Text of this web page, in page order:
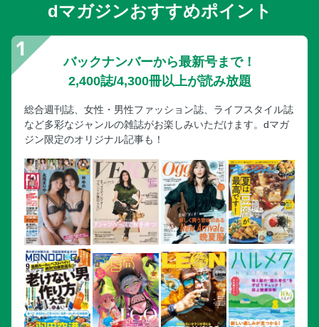
dマガジンおすすめポイント
バックナンバーから最新号まで！
2,400誌/4,300冊以上が読み放題
総合週刊誌、女性・男性ファッション誌、ライフスタイル誌
など多彩なジャンルの雑誌がお楽しみいただけます。dマガ
ジン限定のオリジナル記事も！